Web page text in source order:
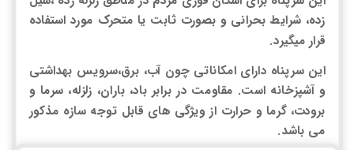
زده، شرایط بحرانی و بصورت ثابت یا متحرک مورد استفاده
قرار میگیرد.
این سرپناه دارای امکاناتی چون آب، برق،سرویس بهداشتی
و آشپزخانه است. مقاومت در برابر باد، باران، زلزله، سرما و
برودت، گرما و حرارت از ویژگی های قابل توجه سازه مذکور
می باشد.